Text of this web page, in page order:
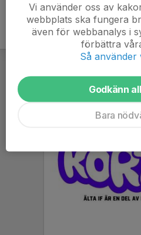
Vi använder oss av
webbplats ska fungera
även för webbanalys i
förbättra
Så använder
Godkänn
Bara